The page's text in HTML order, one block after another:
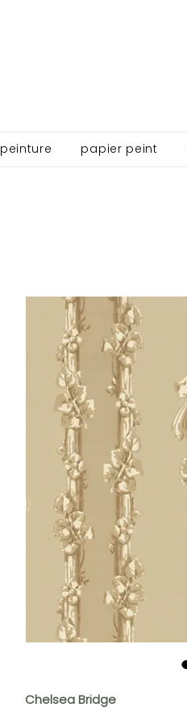
peinture papier peint
Chelsea Bridge